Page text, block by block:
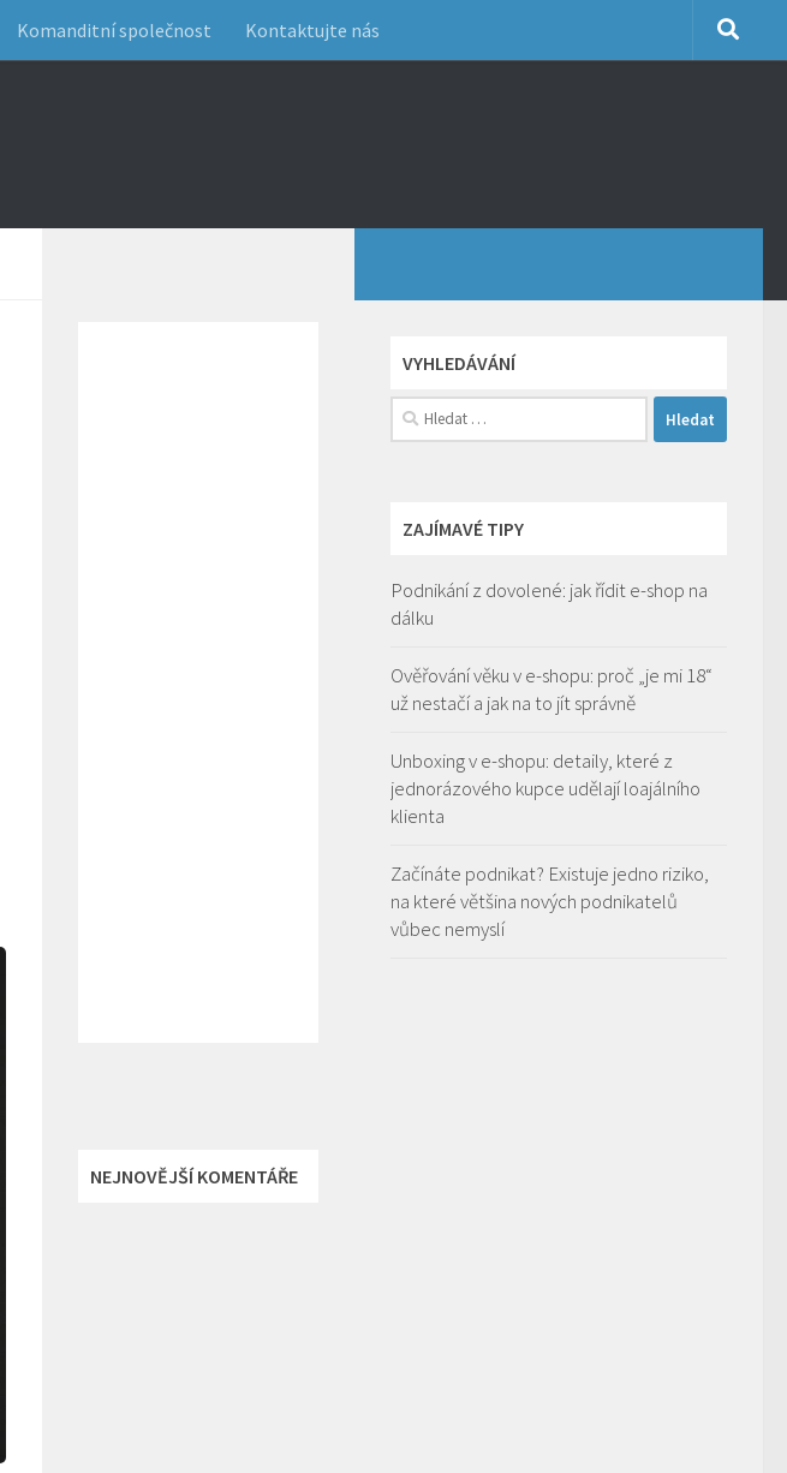
Komanditní společnost Kontaktujte nás
VYHLEDÁVÁNÍ
Vyhledávání
ZAJÍMAVÉ TIPY
Podnikání z dovolené: jak řídit e-shop na
dálku
Ověřování věku v e-shopu: proč „je mi 18“
už nestačí a jak na to jít správně
Unboxing v e-shopu: detaily, které z
jednorázového kupce udělají loajálního
klienta
Začínáte podnikat? Existuje jedno riziko,
na které většina nových podnikatelů
vůbec nemyslí
NEJNOVĚJŠÍ KOMENTÁŘE